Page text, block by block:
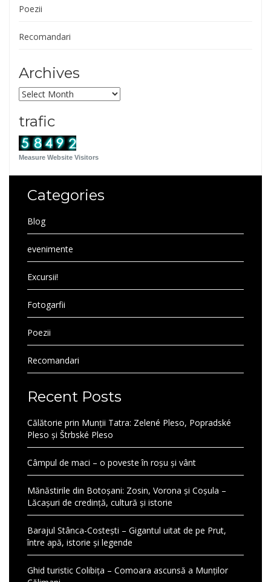
Poezii
Recomandari
Archives
Archives
trafic
Measure Website Visitors
Categories
Blog
evenimente
Excursii!
Fotogarfii
Poezii
Recomandari
Recent Posts
Călătorie prin Munții Tatra: Zelené Pleso, Popradské
Pleso și Štrbské Pleso
Câmpul de maci – o poveste în roșu și vânt
Mănăstirile din Botoșani: Zosin, Vorona și Coșula –
Lăcașuri de credință, cultură și istorie
Barajul Stânca-Costești – Gigantul uitat de pe Prut,
între apă, istorie și legende
Ghid turistic Colibița – Comoara ascunsă a Munților